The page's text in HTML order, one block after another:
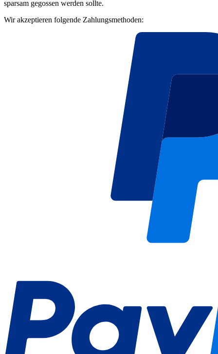
sparsam gegossen werden sollte.
Wir akzeptieren folgende Zahlungsmethoden: